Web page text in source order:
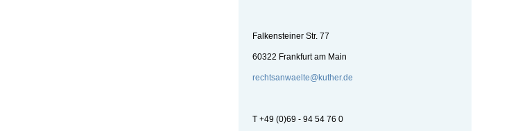
Falkensteiner Str. 77
60322 Frankfurt am Main
rechtsanwaelte@kuther.de
T +49 (0)69 - 94 54 76 0